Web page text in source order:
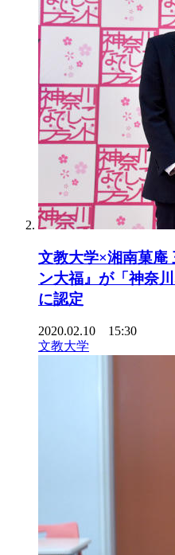
文教大学×湘南菓
ン大福』が「神奈
に認定
2020.02.10 15:30
文教大学